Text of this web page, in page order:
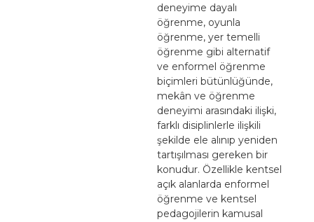
deneyime dayalı
öğrenme, oyunla
öğrenme, yer temelli
öğrenme gibi alternatif
ve enformel öğrenme
biçimleri bütünlüğünde,
mekân ve öğrenme
deneyimi arasındaki ilişki,
farklı disiplinlerle ilişkili
şekilde ele alınıp yeniden
tartışılması gereken bir
konudur. Özellikle kentsel
açık alanlarda enformel
öğrenme ve kentsel
pedagojilerin kamusal